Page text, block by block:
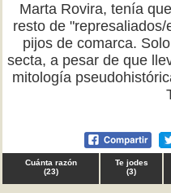
Marta Rovira, tenía
resto de
pijos de comarca.
secta, a pesar de que
mitología
Cuánta razón
(23)
Te jodes
(3)